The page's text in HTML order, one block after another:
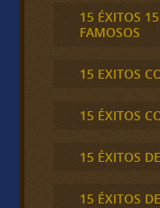
15 ÉXITOS
FAMOSOS
15 EXITOS
15 ÉXITOS
15 ÉXITOS
15 ÉXITOS